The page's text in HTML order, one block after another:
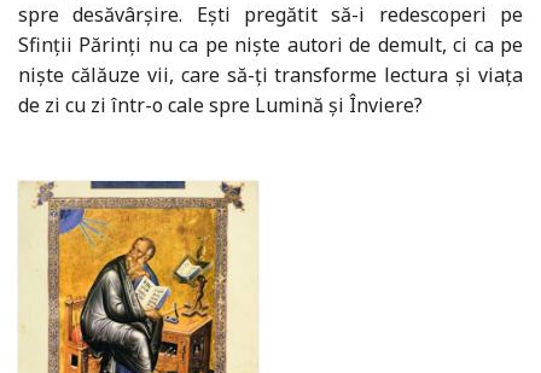
spre desăvârșire. Ești pregătit să-i redescoperi pe
Sfinții Părinți nu ca pe niște autori de demult, ci ca pe
niște călăuze vii, care să-ți transforme lectura şi viaţa
de zi cu zi într-o cale spre Lumină şi Înviere?